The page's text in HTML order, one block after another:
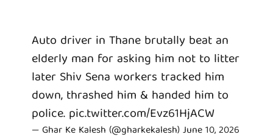
Auto driver in Thane brutally beat an
elderly man for asking him not to litter
later Shiv Sena workers tracked him
down, thrashed him & handed him to
police. pic.twitter.com/Evz61HjACW
— Ghar Ke Kalesh (@gharkekalesh)June 10, 2026